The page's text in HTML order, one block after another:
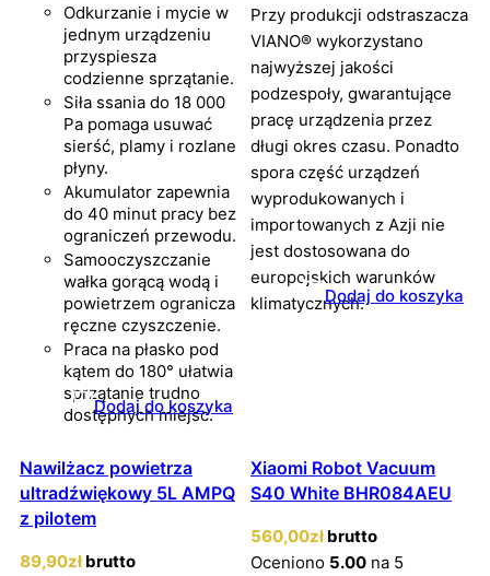
Odkurzanie i mycie w
jednym urządzeniu
przyspiesza
codzienne sprzątanie.
Siła ssania do 18 000
Pa pomaga usuwać
sierść, plamy i rozlane
płyny.
Akumulator zapewnia
do 40 minut pracy bez
ograniczeń przewodu.
Samooczyszczanie
wałka gorącą wodą i
powietrzem ogranicza
ręczne czyszczenie.
Praca na płasko pod
kątem do 180° ułatwia
sprzątanie trudno
dostępnych miejsc.
Dodaj do koszyka
Przy produkcji odstraszacza
VIANO® wykorzystano
najwyższej jakości
podzespoły, gwarantujące
pracę urządzenia przez
długi okres czasu. Ponadto
spora część urządzeń
wyprodukowanych i
importowanych z Azji nie
jest dostosowana do
europejskich warunków
klimatycznych.Dodaj do koszyka
Nawilżacz powietrza
ultradźwiękowy 5L AMPQ
z pilotem
89,90zł brutto
Xiaomi Robot Vacuum
S40 White BHR084AEU
560,00zł brutto
Oceniono 5.00 na 5